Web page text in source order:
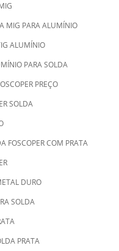
MIG PARA ALUMÍNIO
ALUMÍNIO
PARA SOLDA
PREÇO
SOLDA
FOSCOPER COM PRATA
DURO
SOLDA
PRATA